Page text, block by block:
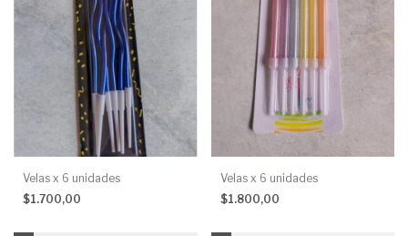
Velas x 6 unidades
$1.700,00
Velas x 6 unidades
$1.800,00